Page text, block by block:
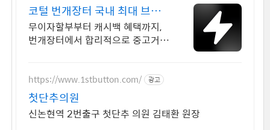
코털 번개장터 국내 최대 브랜
드 중고거래
무이자할부부터 캐시백 혜택까지,
번개장터에서 합리적으로 중고거래
의 신규 상품 업로드
https://www.1stbutton.com/ 광고
첫단추의원
신논현역 2번출구 첫단추 의원 김태환 원장